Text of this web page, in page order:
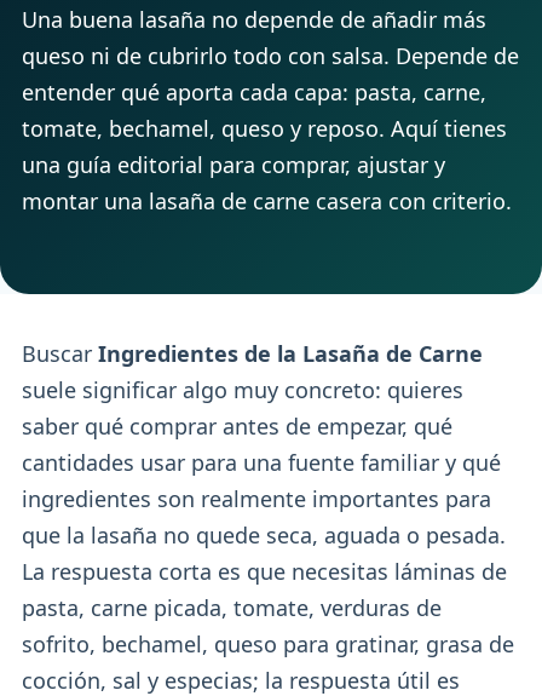
Una buena lasaña no depende de añadir más
queso ni de cubrirlo todo con salsa. Depende de
entender qué aporta cada capa: pasta, carne,
tomate, bechamel, queso y reposo. Aquí tienes
una guía editorial para comprar, ajustar y
montar una lasaña de carne casera con criterio.
Buscar Ingredientes de la Lasaña de Carne
suele significar algo muy concreto: quieres
saber qué comprar antes de empezar, qué
cantidades usar para una fuente familiar y qué
ingredientes son realmente importantes para
que la lasaña no quede seca, aguada o pesada.
La respuesta corta es que necesitas láminas de
pasta, carne picada, tomate, verduras de
sofrito, bechamel, queso para gratinar, grasa de
cocción, sal y especias; la respuesta útil es